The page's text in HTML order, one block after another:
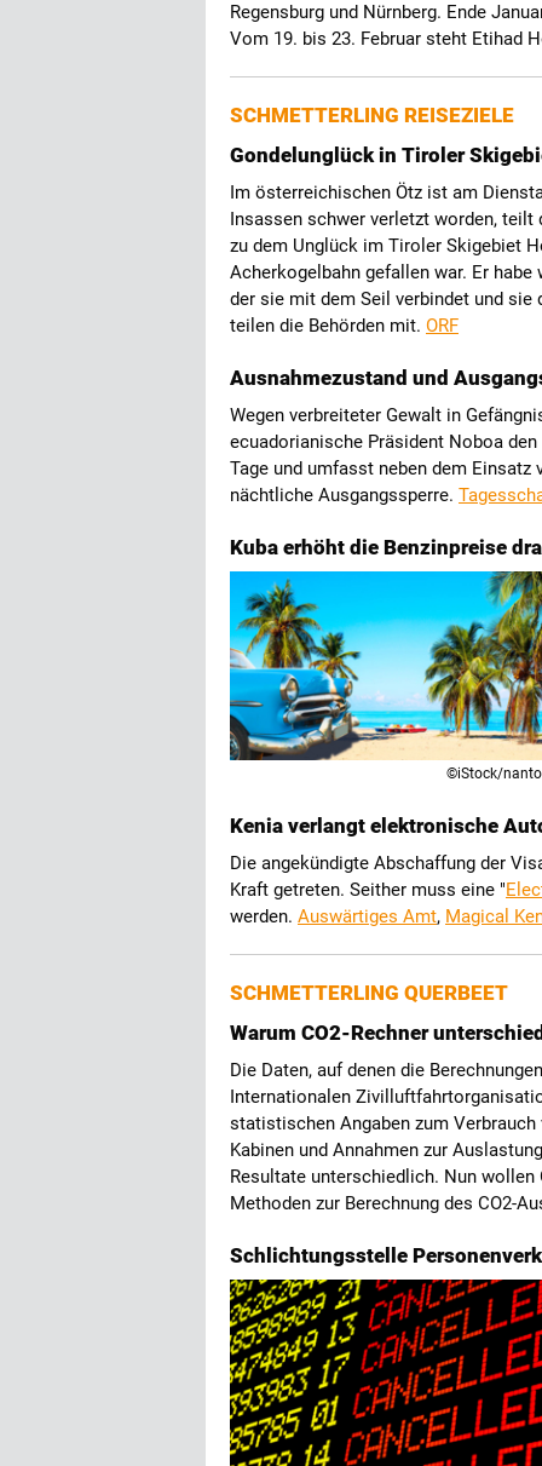
Regensburg und Nürnberg. Ende
Vom 19. bis 23. Februar steht Etihad
SCHMETTERLING REISEZIELE
Gondelunglück in Tiroler
Im österreichischen Ötz ist am
Insassen schwer verletzt worden,
zu dem Unglück im Tiroler Skigebiet
Acherkogelbahn gefallen war. Er
der sie mit dem Seil verbindet und
teilen die Behörden mit. ORF
Ausnahmezustand und
Wegen verbreiteter Gewalt in
ecuadorianische Präsident Noboa
Tage und umfasst neben dem
nächtliche Ausgangssperre.
Kuba erhöht die Benzinpreise
©iStock/
Kenia verlangt elektronische
Die angekündigte Abschaffung der
Kraft getreten. Seither muss eine "
werden. Auswärtiges Amt, Magical
SCHMETTERLING QUERBEET
Warum CO2-Rechner
Die Daten, auf denen die
Internationalen
statistischen Angaben zum
Kabinen und Annahmen zur
Resultate unterschiedlich. Nun
Methoden zur Berechnung des CO2-
Schlichtungsstelle